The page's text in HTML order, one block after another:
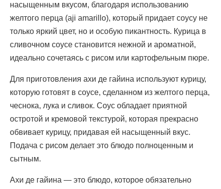
насыщенным вкусом, благодаря использованию
желтого перца (aji amarillo), который придает соусу не
только яркий цвет, но и особую пикантность. Курица в
сливочном соусе становится нежной и ароматной,
идеально сочетаясь с рисом или картофельным пюре.
Для приготовления ахи де гайина используют курицу,
которую готовят в соусе, сделанном из желтого перца,
чеснока, лука и сливок. Соус обладает приятной
остротой и кремовой текстурой, которая прекрасно
обвивает курицу, придавая ей насыщенный вкус.
Подача с рисом делает это блюдо полноценным и
сытным.
Ахи де гайина — это блюдо, которое обязательно